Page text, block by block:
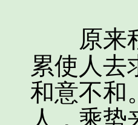
原来程
累使人去
和意不和
人，乘势